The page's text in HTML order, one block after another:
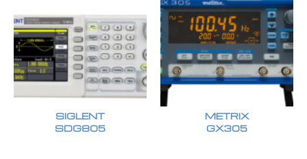
SIGLENT
SDG805
METRIX
GX305